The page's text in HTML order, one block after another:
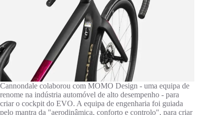
Cannondale colaborou com MOMO Design - uma equipa de
renome na indústria automóvel de alto desempenho - para
criar o cockpit do EVO. A equipa de engenharia foi guiada
pelo mantra da "aerodinâmica, conforto e controlo", para criar